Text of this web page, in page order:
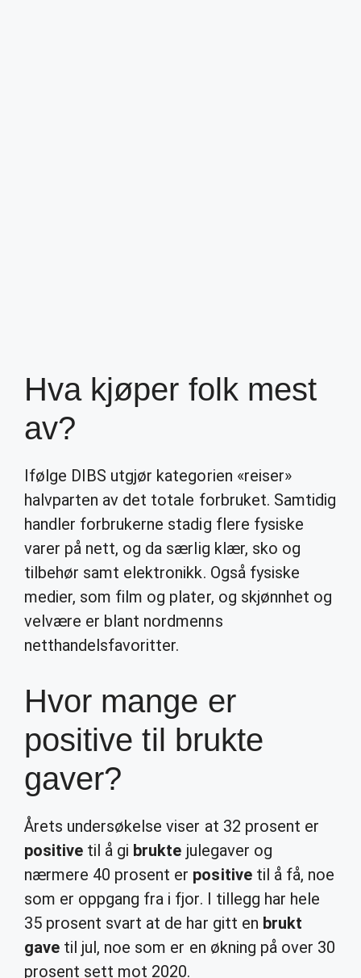
Hva kjøper folk mest
av?
Ifølge DIBS utgjør kategorien «reiser»
halvparten av det totale forbruket. Samtidig
handler forbrukerne stadig flere fysiske
varer på nett, og da særlig klær, sko og
tilbehør samt elektronikk. Også fysiske
medier, som film og plater, og skjønnhet og
velvære er blant nordmenns
netthandelsfavoritter.
Hvor mange er
positive til brukte
gaver?
Årets undersøkelse viser at 32 prosent er
positive til å gi brukte julegaver og
nærmere 40 prosent er positivetil å få, noe
som er oppgang fra i fjor. I tillegg har hele
35 prosent svart at de har gitt en brukt
gave til jul, noe som er en økning på over 30
prosent sett mot 2020.